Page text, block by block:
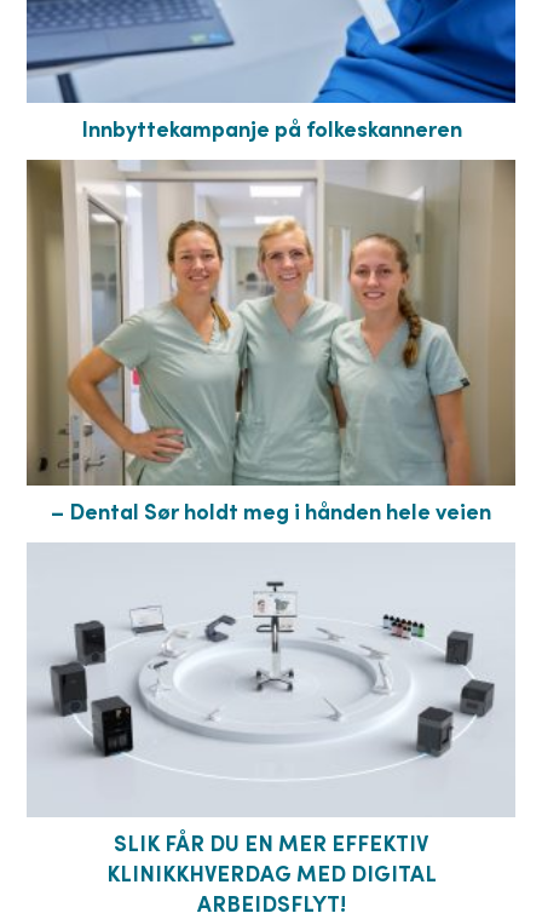
Innbyttekampanje på folkeskanneren
– Dental Sør holdt meg i hånden hele veien
SLIK FÅR DU EN MER EFFEKTIV
KLINIKKHVERDAG MED DIGITAL
ARBEIDSFLYT!